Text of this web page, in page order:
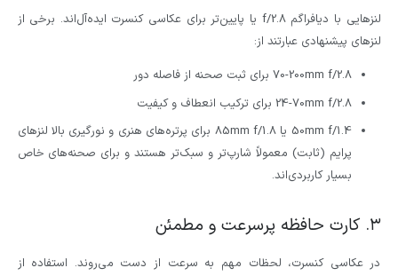
لنزهایی با دیافراگم f/2.8 یا پایین‌تر برای عکاسی کنسرت ایده‌آل‌اند. برخی از
لنزهای پیشنهادی عبارتند از:
70-200mm f/2.8 برای ثبت صحنه از فاصله دور
24-70mm f/2.8 برای ترکیب انعطاف و کیفیت
50mm f/1.4 یا 85mm f/1.8 برای پرتره‌های هنری و نورگیری بالا لنزهای
پرایم (ثابت) معمولاً شارپ‌تر و سبک‌تر هستند و برای صحنه‌های خاص
بسیار کاربردی‌اند.
۳. کارت حافظه پرسرعت و مطمئن
در عکاسی کنسرت، لحظات مهم به سرعت از دست می‌روند. استفاده از